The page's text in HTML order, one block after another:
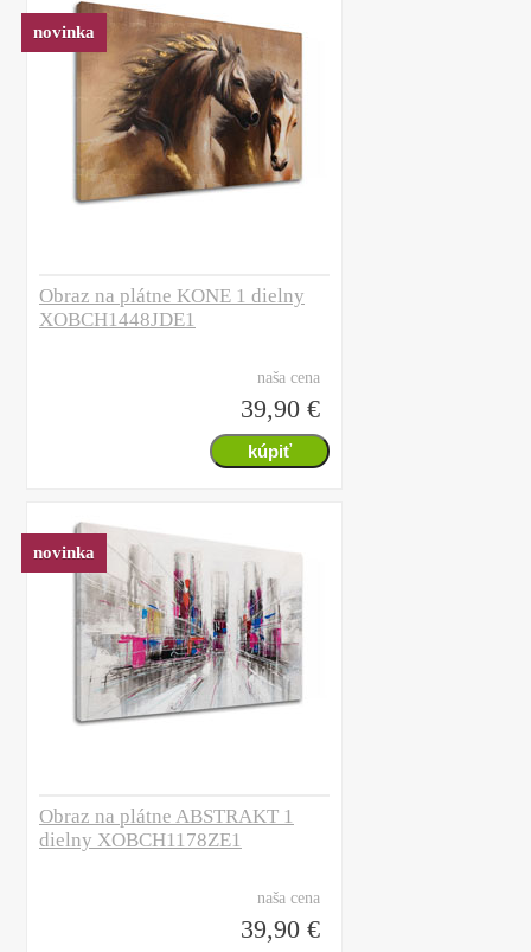
Obraz na plátne KONE 1 dielny
XOBCH1448JDE1
naša cena
39,90 €
novinka
Obraz na plátne ABSTRAKT 1
dielny XOBCH1178ZE1
naša cena
39,90 €
novinka